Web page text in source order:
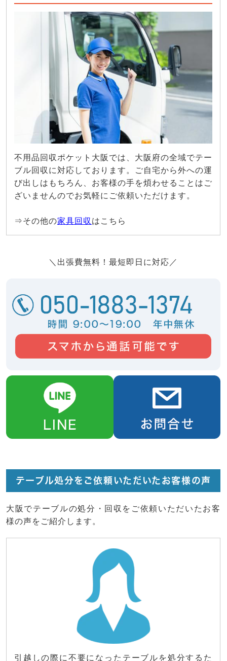
不用品回収ポケット大阪では、大阪府の全域でテー
ブル回収に対応しております。ご自宅から外への運
び出しはもちろん、お客様の手を煩わせることはご
ざいませんのでお気軽にご依頼いただけます。
⇒その他の家具回収 はこちら
＼出張費無料！最短即日に対応／
テーブル処分をご依頼いただいたお客様の声
大阪でテーブルの処分・回収をご依頼いただいたお客
様の声をご紹介します。
引越しの際に不要になったテーブルを処分するた